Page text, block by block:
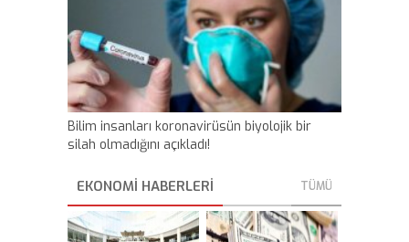
Bilim insanları koronavirüsün biyolojik bir
silah olmadığını açıkladı!
EKONOMI HABERLERİ TÜMÜ